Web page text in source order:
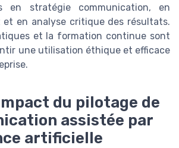
en stratégie communication, en
en analyse critique des résultats.
et la formation continue sont
une utilisation éthique et efficace
du pilotage de
assistée par
artificielle